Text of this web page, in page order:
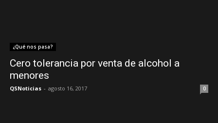
¿Qué nos pasa?
Cero tolerancia por venta de alcohol a
menores
QSNoticias - agosto 16, 2017 0